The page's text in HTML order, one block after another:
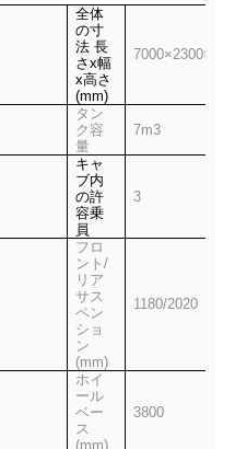
全体
の寸
法 長
さx幅
x高さ
(mm)
7000×2300×2
タン
ク容
量
7m3
キャ
ブ内
の許
容乗
員
3
フロ
ント/
リア
サス
ペン
ショ
ン
(mm)
1180/2020
ホイ
ール
ベー
ス
(mm)
3800